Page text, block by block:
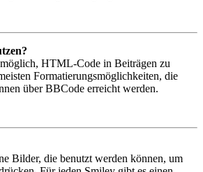
HTML-Code in Beiträgen zu
Formatierungsmöglichkeiten, die
über BBCode erreicht werden.
Bilder, die benutzt werden können, um